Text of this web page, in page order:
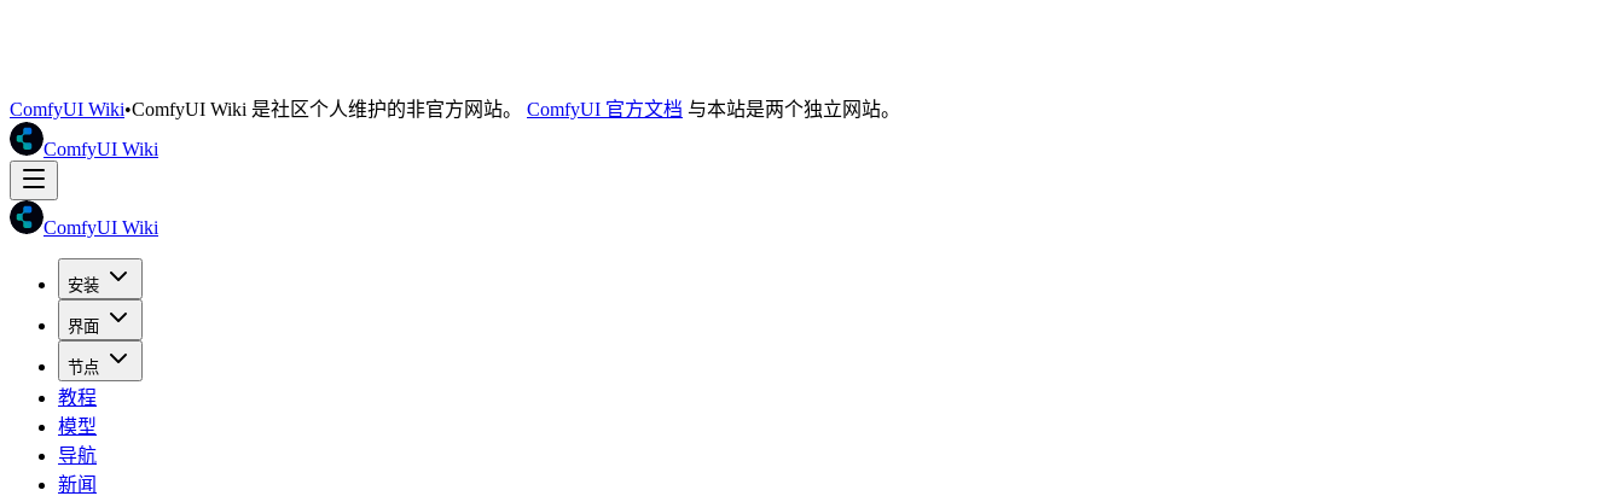
ComfyUI Wiki•ComfyUI Wiki 是社区个人维护的非官方网站。 ComfyUI 官方文档 与本站是两个独立网站。
ComfyUI Wiki
ComfyUI Wiki
安装
界面
节点
教程
模型
导航
新闻